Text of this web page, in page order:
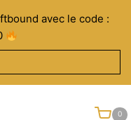
avec le code :
0